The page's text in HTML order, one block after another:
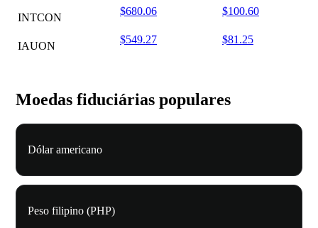
INTCON
$680.06 $100.60
IAUON
$549.27 $81.25
Moedas fiduciárias populares
Dólar americano
Peso filipino (PHP)